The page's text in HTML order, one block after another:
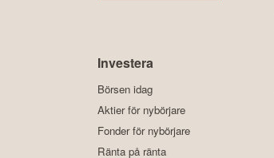
Investera
Börsen idag
Aktier för nybörjare
Fonder för nybörjare
Ränta på ränta